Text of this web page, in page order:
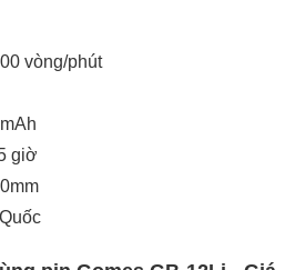
vòng/phút
giờ